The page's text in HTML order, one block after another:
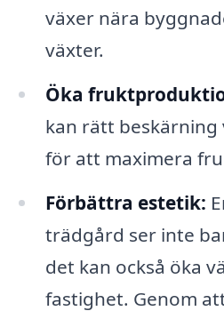
växer nära
växter.
Öka
kan rätt
för att maximera
Förbättra estetik:
trädgård ser inte
det kan också öka
fastighet. Genom